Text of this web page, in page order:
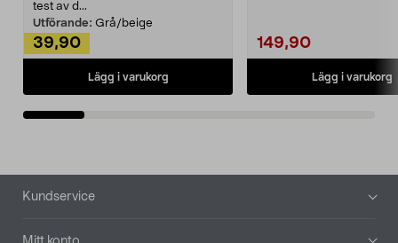
test av d...
Utförande: Grå/beige
39,90
Lägg i varukorg
149,90
Lägg i varukorg
Sidfot
Kundservice